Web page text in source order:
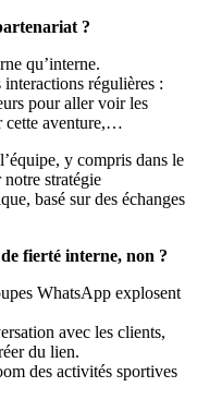
?
qu’interne.
régulières :
pour aller voir les
cette aventure,…
y compris dans le
stratégie
basé sur des échanges
fierté interne, non ?
WhatsApp explosent
avec les clients,
du lien.
des activités sportives